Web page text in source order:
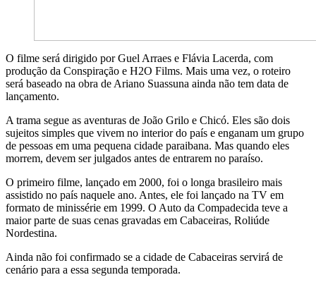
O filme será dirigido por Guel Arraes e Flávia Lacerda, com
produção da Conspiração e H2O Films. Mais uma vez, o roteiro
será baseado na obra de Ariano Suassuna ainda não tem data de
lançamento.
A trama segue as aventuras de João Grilo e Chicó. Eles são dois
sujeitos simples que vivem no interior do país e enganam um grupo
de pessoas em uma pequena cidade paraibana. Mas quando eles
morrem, devem ser julgados antes de entrarem no paraíso.
O primeiro filme, lançado em 2000, foi o longa brasileiro mais
assistido no país naquele ano. Antes, ele foi lançado na TV em
formato de minissérie em 1999. O Auto da Compadecida teve a
maior parte de suas cenas gravadas em Cabaceiras, Roliúde
Nordestina.
Ainda não foi confirmado se a cidade de Cabaceiras servirá de
cenário para a essa segunda temporada.